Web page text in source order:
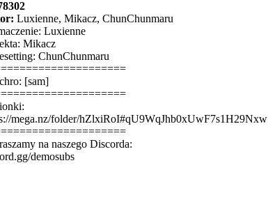
Luxienne, Mikacz, ChunChunmaru
Luxienne
Mikacz
ChunChunmaru
[sam]
mega.nz/folder/hZlxiRoI#qU9WqJhb0xUwF7s1H29Nxw
na naszego Discorda:
demosubs